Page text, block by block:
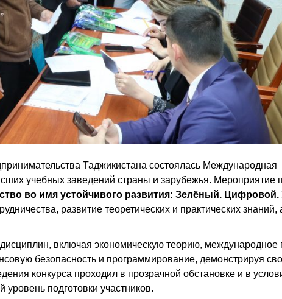
Таджикистана состоялась Международная
учебных заведений страны и зарубежья. Мероприятие
во имя устойчивого развития: Зелёный.
развитие теоретических и практических знаний,
включая экономическую теорию, международное
безопасность и программирование, демонстрируя
конкурса проходил в прозрачной обстановке и в
подготовки участников.